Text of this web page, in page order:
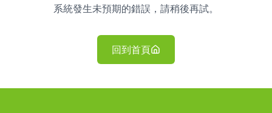
系統發生未預期的錯誤，請稍後再試。
回到首頁